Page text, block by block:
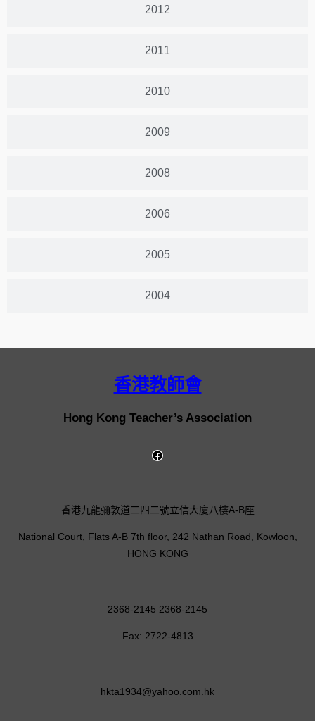
2012
2011
2010
2009
2008
2006
2005
2004
香港教師會
Hong Kong Teacher’s Association
香港九龍彌敦道二四二號立信大廈八樓A-B座
National Court, Flats A-B 7th floor, 242 Nathan Road, Kowloon,
HONG KONG
2368-2145 2368-2145
Fax: 2722-4813
hkta1934@yahoo.com.hk